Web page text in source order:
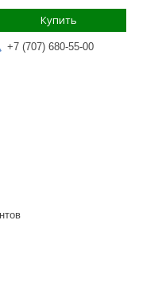
Купить
+7 (707) 680-55-00